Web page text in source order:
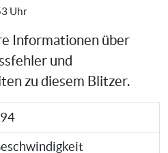
Uhr
Informationen über
und
zu diesem Blitzer.